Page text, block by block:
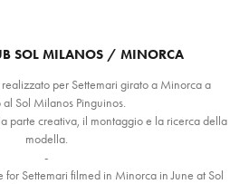
SOL MILANOS / MINORCA
per Settemari girato a Minorca a
Sol Milanos Pinguinos.
parte creativa, il montaggio e la ricerca della
modella.
-
for Settemari filmed in Minorca in June at Sol